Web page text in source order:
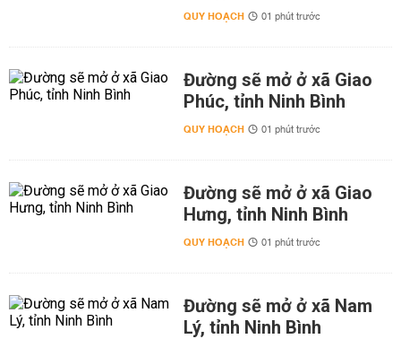
QUY HOẠCH 01 phút trước
Đường sẽ mở ở xã Giao
Phúc, tỉnh Ninh Bình
QUY HOẠCH 01 phút trước
Đường sẽ mở ở xã Giao
Hưng, tỉnh Ninh Bình
QUY HOẠCH 01 phút trước
Đường sẽ mở ở xã Nam
Lý, tỉnh Ninh Bình